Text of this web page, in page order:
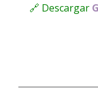
🔗 Descargar